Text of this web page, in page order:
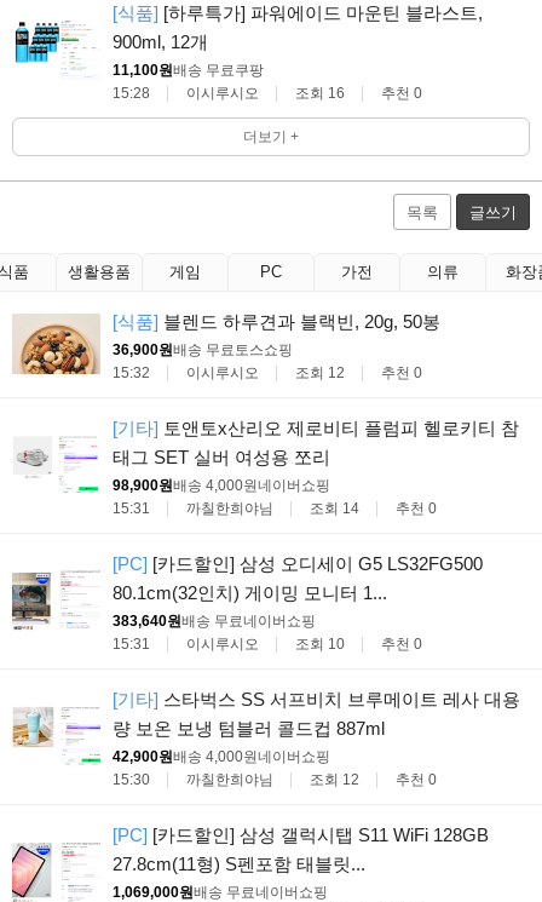
[식품] [하루특가] 파워에이드 마운틴 블라스트,
900ml, 12개
11,100원배송 무료 쿠팡
15:28
이시루시오 조회 16 추천 0
더보기 +
목록 글쓰기
품 생활용품 게임 PC 가전 의류 화장
[식품] 블렌드 하루견과 블랙빈, 20g, 50봉
36,900원배송 무료 토스쇼핑
15:32
이시루시오 조회 12 추천 0
[기타] 토앤토x산리오 제로비티 플럼피 헬로키티 참
태그 SET 실버 여성용 쪼리
98,900원배송 4,000원네이버쇼핑
15:31
까칠한희야님 조회 14 추천 0
[PC] [카드할인] 삼성 오디세이 G5 LS32FG500
80.1cm(32인치) 게이밍 모니터 1...
383,640원배송 무료네이버쇼핑
15:31
이시루시오 조회 10 추천 0
[기타] 스타벅스 SS 서프비치 브루메이트 레사 대용
량 보온 보냉 텀블러 콜드컵 887ml
42,900원배송 4,000원네이버쇼핑
15:30
까칠한희야님 조회 12 추천 0
[PC] [카드할인] 삼성 갤럭시탭 S11 WiFi 128GB
27.8cm(11형) S펜포함 태블릿...
1,069,000원배송 무료네이버쇼핑